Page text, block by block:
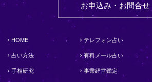
お申込み・お問合せ
HOME
占い方法
手相研究
テレフォン占い
有料メール占い
事業経営鑑定